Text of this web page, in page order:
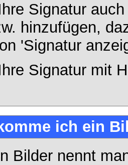
Signatur
hinzufügen,
'Signatur
Signatur mit
ich ein
Bilder nennt